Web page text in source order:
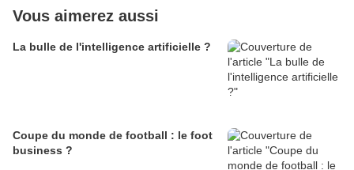
Vous aimerez aussi
La bulle de l'intelligence artificielle ?
Coupe du monde de football : le foot
business ?